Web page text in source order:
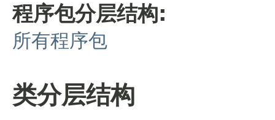
程序包分层结构:
所有程序包
类分层结构